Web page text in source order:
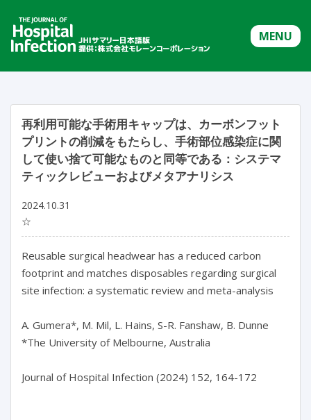
MENU
再利用可能な手術用キャップは、カーボンフット
プリントの削減をもたらし、手術部位感染症に関
して使い捨て可能なものと同等である：システマ
ティックレビューおよびメタアナリシス
2024.10.31
☆
Reusable surgical headwear has a reduced carbon
footprint and matches disposables regarding surgical
site infection: a systematic review and meta-analysis
A. Gumera*, M. Mil, L. Hains, S-R. Fanshaw, B. Dunne
*The University of Melbourne, Australia
Journal of Hospital Infection (2024) 152, 164-172